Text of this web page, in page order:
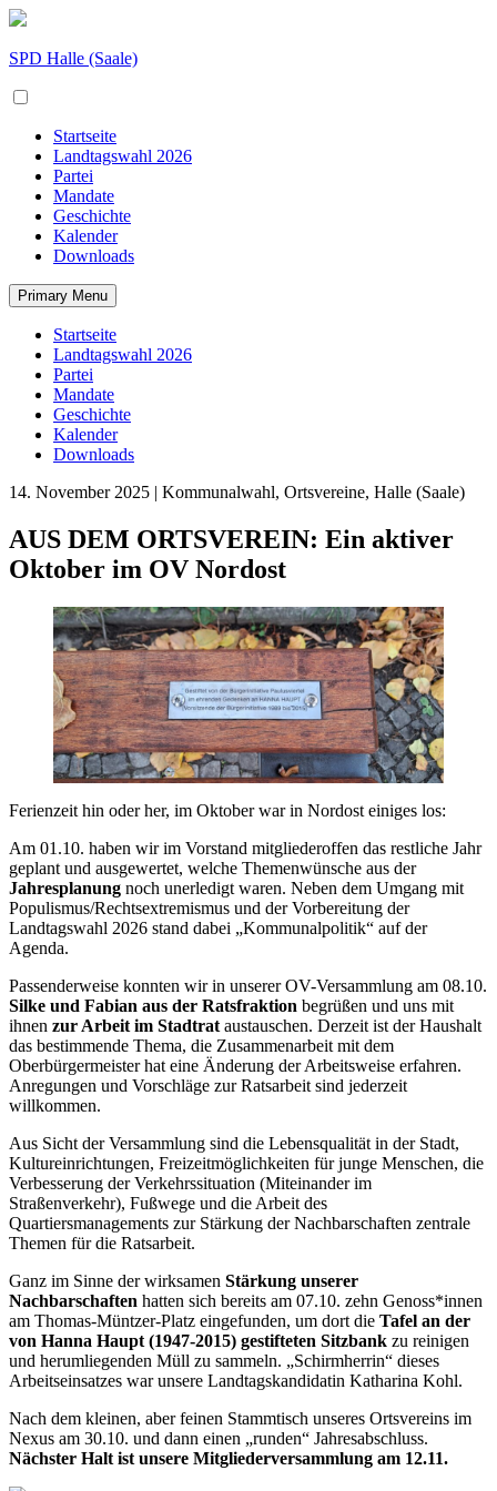
Skip
content
SPD Halle (Saale)
Startseite
Landtagswahl 2026
Partei
Mandate
Geschichte
Kalender
Downloads
Primary Menu
Startseite
Landtagswahl 2026
Partei
Mandate
Geschichte
Kalender
Downloads
14. November 2025 | Kommunalwahl, Ortsvereine, Halle (Saale)
AUS DEM ORTSVEREIN: Ein aktiver
Oktober im OV Nordost
Ferienzeit hin oder her, im Oktober war in Nordost einiges los:
Am 01.10. haben wir im Vorstand mitgliederoffen das restliche Jahr
geplant und ausgewertet, welche Themenwünsche aus der
Jahresplanung noch unerledigt waren. Neben dem Umgang mit
Populismus/Rechtsextremismus und der Vorbereitung der
Landtagswahl 2026 stand dabei „Kommunalpolitik“ auf der
Agenda.
Passenderweise konnten wir in unserer OV-Versammlung am 08.10.
Silke und Fabian aus der Ratsfraktion begrüßen und uns mit
ihnen zur Arbeit im Stadtrat austauschen. Derzeit ist der Haushalt
das bestimmende Thema, die Zusammenarbeit mit dem
Oberbürgermeister hat eine Änderung der Arbeitsweise erfahren.
Anregungen und Vorschläge zur Ratsarbeit sind jederzeit
willkommen.
Aus Sicht der Versammlung sind die Lebensqualität in der Stadt,
Kultureinrichtungen, Freizeitmöglichkeiten für junge Menschen, die
Verbesserung der Verkehrssituation (Miteinander im
Straßenverkehr), Fußwege und die Arbeit des
Quartiersmanagements zur Stärkung der Nachbarschaften zentrale
Themen für die Ratsarbeit.
Ganz im Sinne der wirksamen Stärkung unserer
Nachbarschaften hatten sich bereits am 07.10. zehn Genoss*innen
am Thomas-Müntzer-Platz eingefunden, um dort die Tafel an der
von Hanna Haupt (1947-2015) gestifteten Sitzbank zu reinigen
und herumliegenden Müll zu sammeln. „Schirmherrin“ dieses
Arbeitseinsatzes war unsere Landtagskandidatin Katharina Kohl.
Nach dem kleinen, aber feinen Stammtisch unseres Ortsvereins im
Nexus am 30.10. und dann einen „runden“ Jahresabschluss.
Nächster Halt ist unsere Mitgliederversammlung am 12.11.